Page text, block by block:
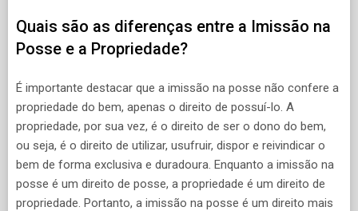
Quais são as diferenças entre a Imissão na
Posse e a Propriedade?
É importante destacar que a imissão na posse não confere a
propriedade do bem, apenas o direito de possuí-lo. A
propriedade, por sua vez, é o direito de ser o dono do bem,
ou seja, é o direito de utilizar, usufruir, dispor e reivindicar o
bem de forma exclusiva e duradoura. Enquanto a imissão na
posse é um direito de posse, a propriedade é um direito de
propriedade. Portanto, a imissão na posse é um direito mais